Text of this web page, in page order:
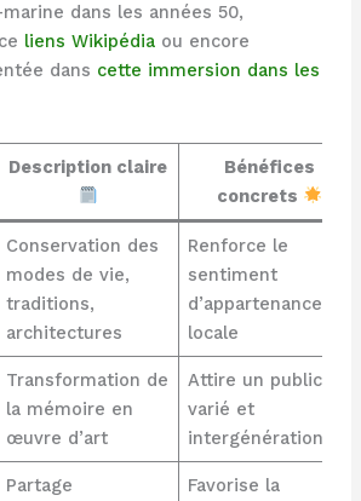
dans les années 50,
liens Wikipédiaou encore
dans cette immersion dans les
Description claire
Bénéfices
concrets
Conservation des
modes de vie,
traditions,
architectures
Renforce le
sentiment
d’appartenance
locale
Transformation de
la mémoire en
œuvre d’art
Attire un public
varié et
intergénérationnel
Partage
Favorise la